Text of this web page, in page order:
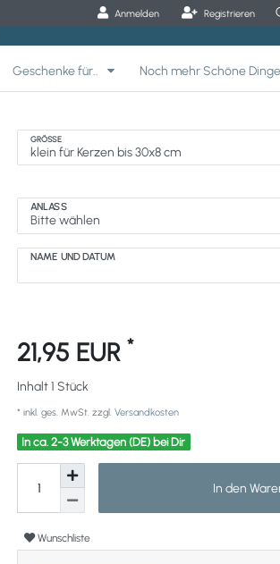
Anmelden Registrieren
Geschenke für.. Noch mehr Schöne Dinge
GRÖSSE
ANLASS
NAME UND DATUM
21,95 EUR *
Inhalt1 Stück
* inkl. ges. MwSt. zzgl. Versandkosten
In ca. 2-3 Werktagen (DE) bei Dir
In den
Wunschliste